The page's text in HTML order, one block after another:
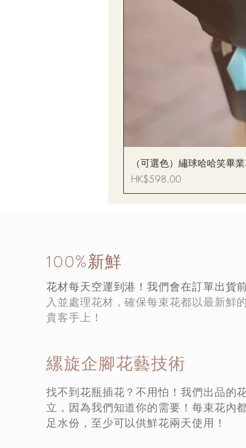
（可選色）繡球哈哈笑畢
價格
HK$598.00
花材每天空運到港！我們會在訂單出貨
入並處理花材，確保每束花都以最新鮮
貴客手上！
100%新鮮
縲旋企腳花藝技術
找不到花瓶插花？不用怕！我們出品的
立，因為我們知道你的需要！每束花內
足水份，至少可以供鮮花兩天使用！